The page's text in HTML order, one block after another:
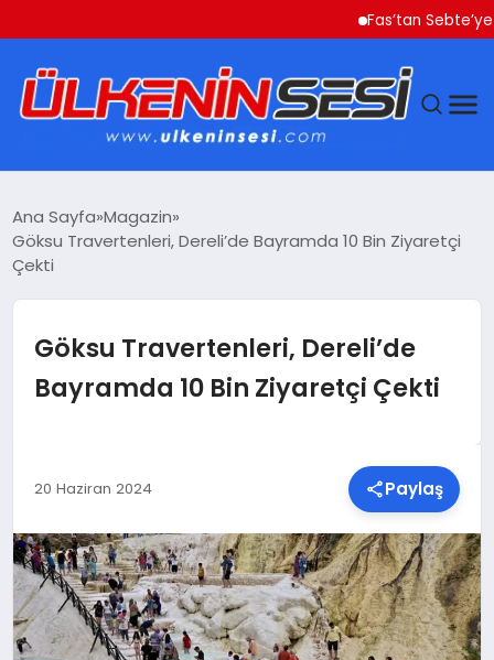
Fas’tan Sebte’ye
EKONOMI
SIYASET
SPOR
TEKNOLOJI
Ana Sayfa Magazin
Göksu Travertenleri, Dereli’de Bayramda 10 Bin Ziyaretçi
Çekti
Göksu Travertenleri, Dereli’de
Bayramda 10 Bin Ziyaretçi Çekti
20 Haziran 2024 Paylaş